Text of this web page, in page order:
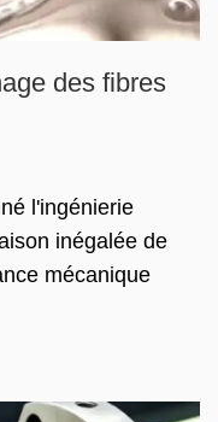
des fibres
l'ingénierie
inégalée de
mécanique